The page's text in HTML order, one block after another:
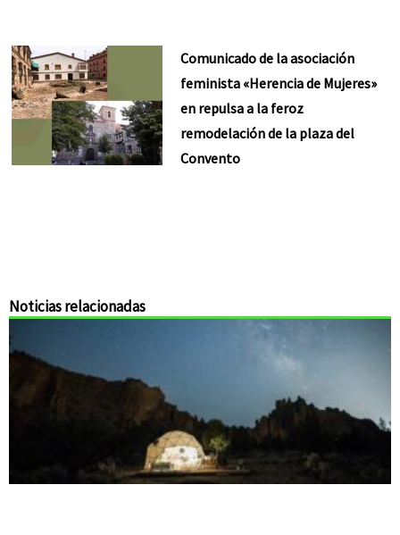
Comunicado de la asociación
feminista «Herencia de Mujeres»
en repulsa a la feroz
remodelación de la plaza del
Convento
Noticias relacionadas